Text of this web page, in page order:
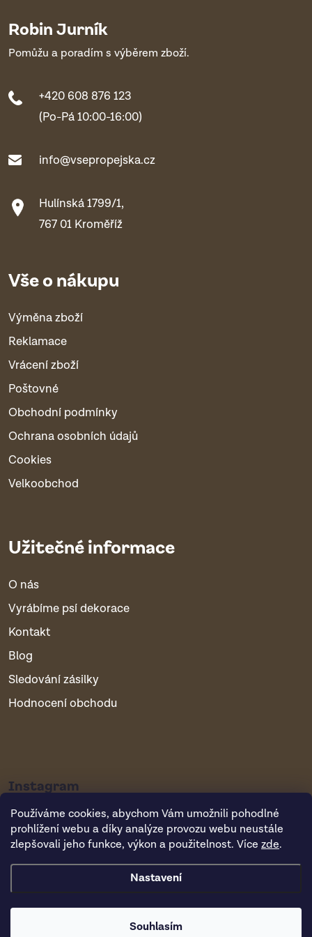
Používáme cookies, abychom Vám umožnili pohodlné
prohlížení webu a díky analýze provozu webu neustále
zlepšovali jeho funkce, výkon a použitelnost. Více zde.
Nastavení
Souhlasím
Robin Jurník
Pomůžu a poradím s výběrem zboží.
+420 608 876 123
(Po-Pá 10:00-16:00)
info@vsepropejska.cz
Hulínská 1799/1,
767 01 Kroměříž
Vše o nákupu
Výměna zboží
Reklamace
Vrácení zboží
Poštovné
Obchodní podmínky
Ochrana osobních údajů
Cookies
Velkoobchod
Užitečné informace
O nás
Vyrábíme psí dekorace
Kontakt
Blog
Sledování zásilky
Hodnocení obchodu
Instagram
Copyright 2026Vsepropejska.cz. Všechna práva vyhrazena.